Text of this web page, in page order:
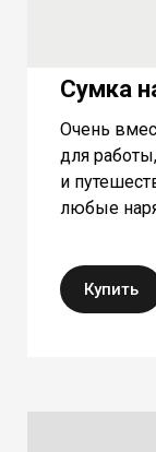
Сумка
Очень
для
и
любые
Купить